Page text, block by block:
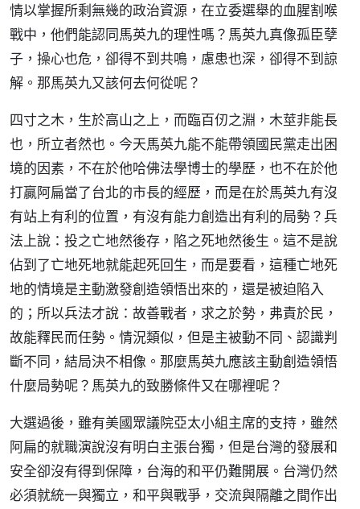
情以掌握所剩無幾的政治資源，在立委選舉的血腥割喉
戰中，他們能認同馬英九的理性嗎？馬英九真像孤臣孽
子，操心也危，卻得不到共鳴，慮患也深，卻得不到諒
解。那馬英九又該何去何從呢？
四寸之木，生於高山之上，而臨百仞之淵，木莖非能長
也，所立者然也。今天馬英九能不能帶領國民黨走出困
境的因素，不在於他哈佛法學博士的學歷，也不在於他
打贏阿扁當了台北的市長的經歷，而是在於馬英九有沒
有站上有利的位置，有沒有能力創造出有利的局勢？兵
法上說：投之亡地然後存，陷之死地然後生。這不是說
佔到了亡地死地就能起死回生，而是要看，這種亡地死
地的情境是主動激發創造領悟出來的，還是被迫陷入
的；所以兵法才說：故善戰者，求之於勢，弗責於民，
故能釋民而任勢。情況類似，但是主被動不同、認識判
斷不同，結局決不相像。那麼馬英九應該主動創造領悟
什麼局勢呢？馬英九的致勝條件又在哪裡呢？
大選過後，雖有美國眾議院亞太小組主席的支持，雖然
阿扁的就職演說沒有明白主張台獨，但是台灣的發展和
安全卻沒有得到保障，台海的和平仍難開展。台灣仍然
必須就統一與獨立，和平與戰爭，交流與隔離之間作出